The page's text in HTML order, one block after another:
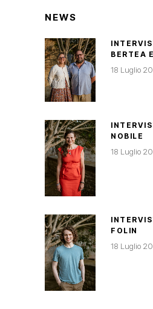
NEWS
BERTEA
18 Luglio
NOBILE
18 Luglio
FOLIN
18 Luglio